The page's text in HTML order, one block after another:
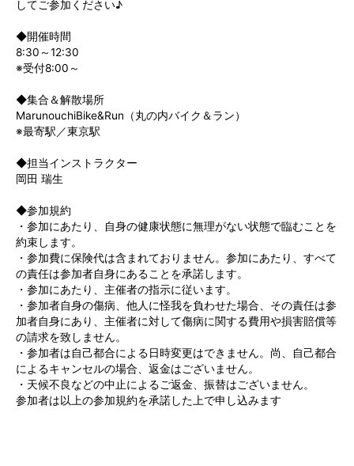
してご参加ください♪
◆開催時間
8:30～12:30
※受付8:00～
◆集合＆解散場所
MarunouchiBike&Run（丸の内バイク＆ラン）
※最寄駅／東京駅
◆担当インストラクター
岡田 瑞生
◆参加規約
・参加にあたり、自身の健康状態に無理がない状態で臨むことを
約束します。
・参加費に保険代は含まれておりません。参加にあたり、すべて
の責任は参加者自身にあることを承諾します。
・参加にあたり、主催者の指示に従います。
・参加者自身の傷病、他人に怪我を負わせた場合、その責任は参
加者自身にあり、主催者に対して傷病に関する費用や損害賠償等
の請求を致しません。
・参加者は自己都合による日時変更はできません。尚、自己都合
によるキャンセルの場合、返金はございません。
・天候不良などの中止によるご返金、振替はございません。
参加者は以上の参加規約を承諾した上で申し込みます